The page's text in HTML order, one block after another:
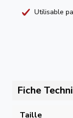
Utilisable
Fiche
Taille